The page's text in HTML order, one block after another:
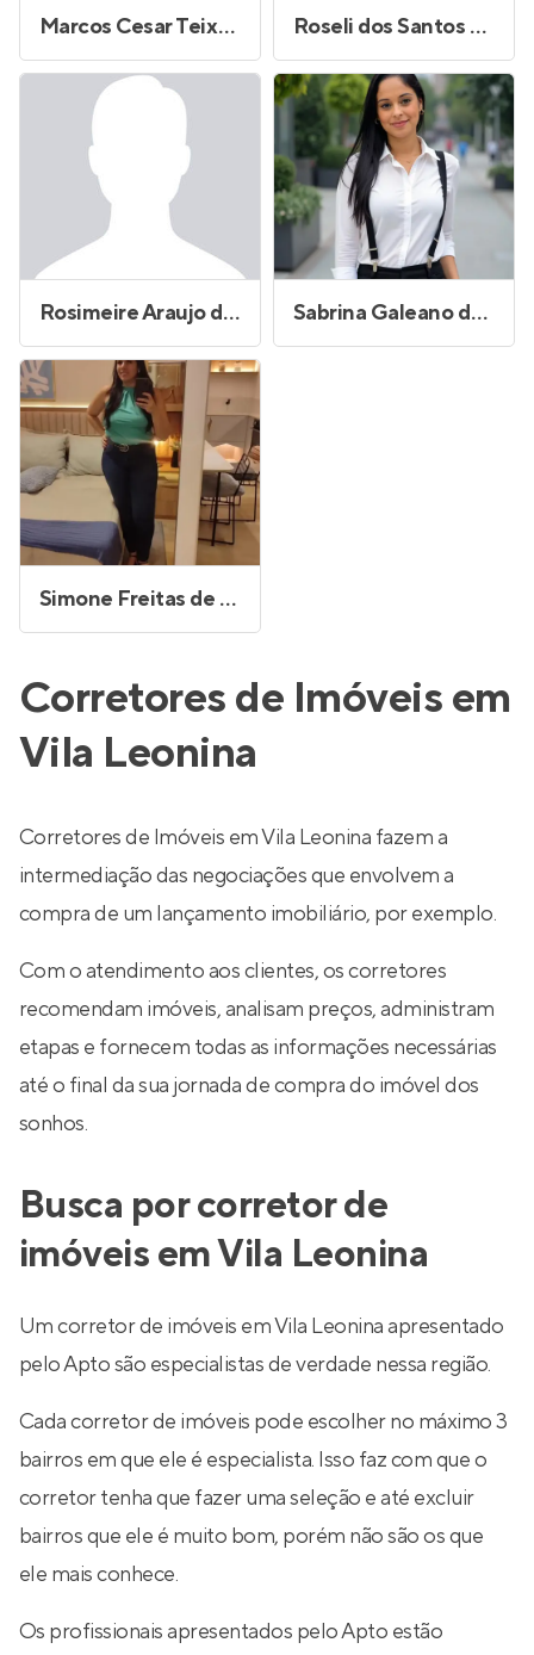
Marcos Cesar Teixeira Barbosa Roseli dos Santos Oliveira
Rosimeire Araujo da Silva Sabrina Galeano de Oliveira
Simone Freitas de Souza
Corretores de Imóveis em
Vila Leonina
Corretores de Imóveis em Vila Leonina fazem a
intermediação das negociações que envolvem a
compra de um lançamento imobiliário, por exemplo.
Com o atendimento aos clientes, os corretores
recomendam imóveis, analisam preços, administram
etapas e fornecem todas as informações necessárias
até o final da sua jornada de compra do imóvel dos
sonhos.
Busca por corretor de
imóveis em Vila Leonina
Um corretor de imóveis em Vila Leonina apresentado
pelo Apto são especialistas de verdade nessa região.
Cada corretor de imóveis pode escolher no máximo 3
bairros em que ele é especialista. Isso faz com que o
corretor tenha que fazer uma seleção e até excluir
bairros que ele é muito bom, porém não são os que
ele mais conhece.
Os profissionais apresentados pelo Apto estão